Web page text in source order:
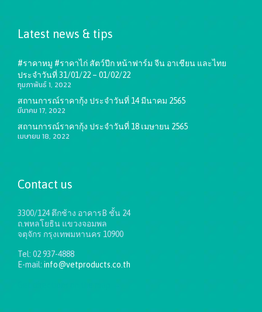
Latest news & tips
#ราคาหมู #ราคาไก่ สัตว์ปีก หน้าฟาร์ม จีน อาเชียน และไทย
ประจำวันที่ 31/01/22 – 01/02/22
กุมภาพันธ์ 1, 2022
สถานการณ์ราคากุ้ง ประจำวันที่ 14 มีนาคม 2565
มีนาคม 17, 2022
สถานการณ์ราคากุ้ง ประจำวันที่ 18 เมษายน 2565
เมษายน 18, 2022
Contact us
3300/124 ตึกช้าง อาคารB ชั้น 24
ถ.พหลโยธิน แขวงจอมพล
จตุจักร กรุงเทพมหานคร 10900
Tel: 02 937-4888
E-mail: info@vetproducts.co.th